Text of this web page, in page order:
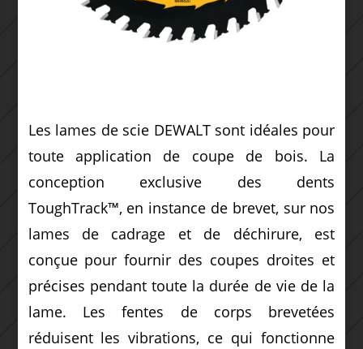
Les lames de scie DEWALT sont idéales pour
toute application de coupe de bois. La
conception exclusive des dents
ToughTrack™, en instance de brevet, sur nos
lames de cadrage et de déchirure, est
conçue pour fournir des coupes droites et
précises pendant toute la durée de vie de la
lame. Les fentes de corps brevetées
réduisent les vibrations, ce qui fonctionne